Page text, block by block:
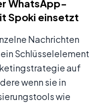
WhatsApp-
Spoki einsetzt
Nachrichten
Schlüsselelement
auf
wenn sie in
wie